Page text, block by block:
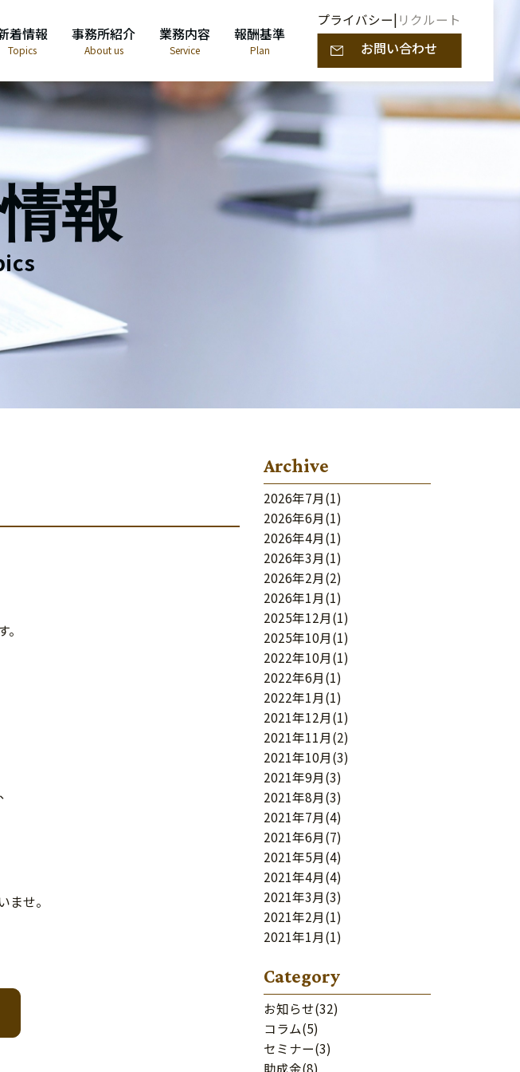
着情報
Topics
事務所紹介
About us
業務内容
Service
報酬基準
Plan
プライバシー|リクルート
お問い合わせ
報
せ。
Archive
2026年7月(1)
2026年6月(1)
2026年4月(1)
2026年3月(1)
2026年2月(2)
2026年1月(1)
2025年12月(1)
2025年10月(1)
2022年10月(1)
2022年6月(1)
2022年1月(1)
2021年12月(1)
2021年11月(2)
2021年10月(3)
2021年9月(3)
2021年8月(3)
2021年7月(4)
2021年6月(7)
2021年5月(4)
2021年4月(4)
2021年3月(3)
2021年2月(1)
2021年1月(1)
Category
お知らせ(32)
コラム(5)
セミナー(3)
助成金(8)